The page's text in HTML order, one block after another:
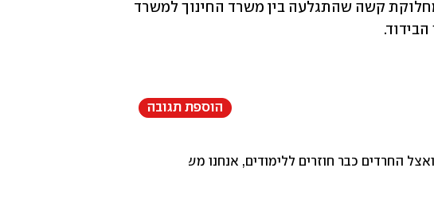
הוספת תגובה
החרדים כבר חוזרים ללימודים, אנחנו משלמים הון על קיטנות ומקבלים פחות